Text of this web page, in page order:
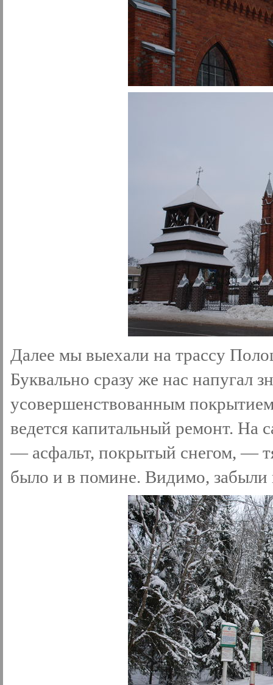
Далее мы выехали на трассу
Буквально сразу же нас напугал
усовершенствованным
ведется капитальный ремонт. На
— асфальт, покрытый снегом, —
было и в помине. Видимо, забыли